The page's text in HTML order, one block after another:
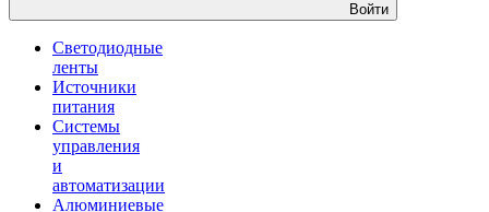
Войти
Светодиодные
ленты
Источники
питания
Системы
управления
и
автоматизации
Алюминиевые